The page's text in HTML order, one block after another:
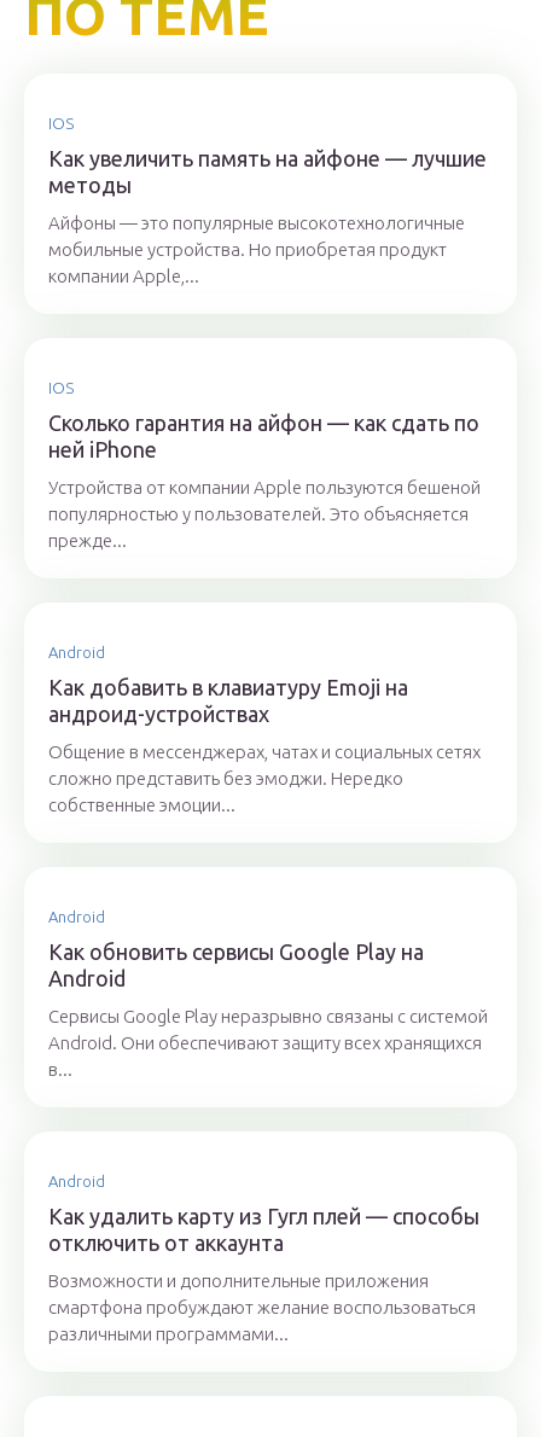
ПО ТЕМЕ
IOS
Как увеличить память на айфоне — лучшие
методы
Айфоны — это популярные высокотехнологичные
мобильные устройства. Но приобретая продукт
компании Apple,...
IOS
Сколько гарантия на айфон — как сдать по
ней iPhone
Устройства от компании Apple пользуются бешеной
популярностью у пользователей. Это объясняется
прежде...
Android
Как добавить в клавиатуру Emoji на
андроид-устройствах
Общение в мессенджерах, чатах и социальных сетях
сложно представить без эмоджи. Нередко
собственные эмоции...
Android
Как обновить сервисы Google Play на
Android
Сервисы Google Play неразрывно связаны с системой
Android. Они обеспечивают защиту всех хранящихся
в...
Android
Как удалить карту из Гугл плей — способы
отключить от аккаунта
Возможности и дополнительные приложения
смартфона пробуждают желание воспользоваться
различными программами...